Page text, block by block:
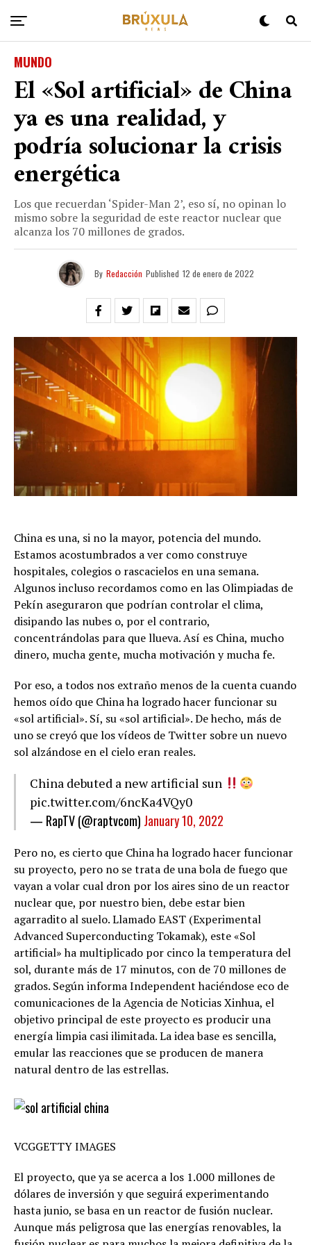
MUNDO
El «Sol artificial» de China
ya es una realidad, y
podría solucionar la crisis
energética
Los que recuerdan ‘Spider-Man 2’, eso sí, no opinan lo
mismo sobre la seguridad de este reactor nuclear que
alcanza los 70 millones de grados.
By Redacción Published 12 de enero de 2022
China es una, si no la mayor, potencia del mundo.
Estamos acostumbrados a ver como construye
hospitales, colegios o rascacielos en una semana.
Algunos incluso recordamos como en las Olimpiadas de
Pekín aseguraron que podrían controlar el clima,
disipando las nubes o, por el contrario,
concentrándolas para que llueva. Así es China, mucho
dinero, mucha gente, mucha motivación y mucha fe.
Por eso, a todos nos extraño menos de la cuenta cuando
hemos oído que China ha logrado hacer funcionar su
«sol artificial». Sí, su «sol artificial». De hecho, más de
uno se creyó que los vídeos de Twitter sobre un nuevo
sol alzándose en el cielo eran reales.
China debuted a new artificial sun
pic.twitter.com/6ncKa4VQy0
— RapTV (@raptvcom) January 10, 2022
Pero no, es cierto que China ha logrado hacer funcionar
su proyecto, pero no se trata de una bola de fuego que
vayan a volar cual dron por los aires sino de un reactor
nuclear que, por nuestro bien, debe estar bien
agarradito al suelo. Llamado EAST (Experimental
Advanced Superconducting Tokamak), este «Sol
artificial» ha multiplicado por cinco la temperatura del
sol, durante más de 17 minutos, con de 70 millones de
grados. Según informa Independent haciéndose eco de
comunicaciones de la Agencia de Noticias Xinhua, el
objetivo principal de este proyecto es producir una
energía limpia casi ilimitada. La idea base es sencilla,
emular las reacciones que se producen de manera
natural dentro de las estrellas.
VCGGETTY IMAGES
El proyecto, que ya se acerca a los 1.000 millones de
dólares de inversión y que seguirá experimentando
hasta junio, se basa en un reactor de fusión nuclear.
Aunque más peligrosa que las energías renovables, la